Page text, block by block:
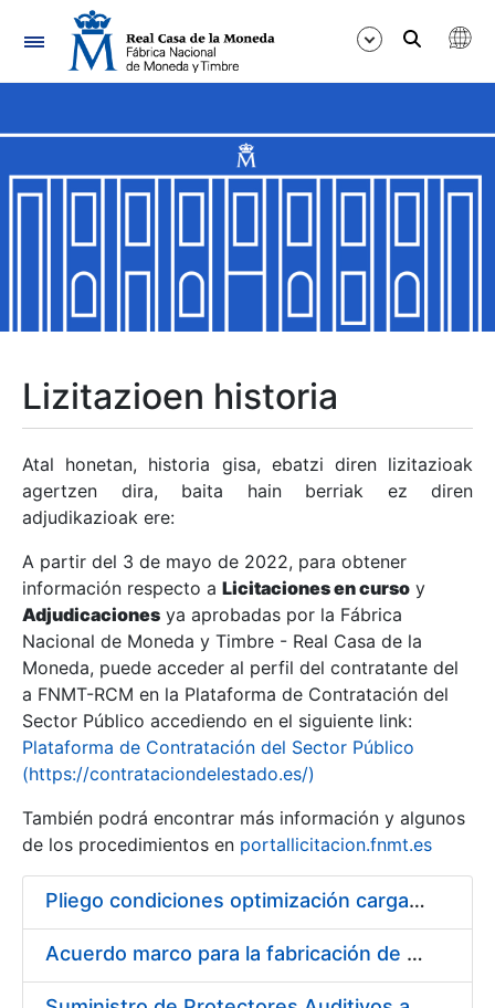
Nabigazioa
Erakutsi/Ezkutatu
Erakutsi/Ezkutatu
Erakutsi/Ezkutatu
Erakutsi/Ezkutatu
Erakutsi/Ezkutatu
Erakutsi/Ezkutatu
Erakutsi/Ezkutatu
Erakutsi/Ezkutatu
Lizitazioen historia
Atal honetan, historia gisa, ebatzi diren lizitazioak
agertzen dira, baita hain berriak ez diren
adjudikazioak ere:
A partir del 3 de mayo de 2022, para obtener
información respecto a Licitaciones en curso y
Adjudicaciones ya aprobadas por la Fábrica
Nacional de Moneda y Timbre - Real Casa de la
Moneda, puede acceder al perfil del contratante del
a FNMT-RCM en la Plataforma de Contratación del
Sector Público accediendo en el siguiente link:
Plataforma de Contratación del Sector Público
(https://contrataciondelestado.es/)
También podrá encontrar más información y algunos
de los procedimientos en portallicitacion.fnmt.es
Pliego condiciones optimización cargas compras firmado
Acuerdo marco para la fabricación de piezas